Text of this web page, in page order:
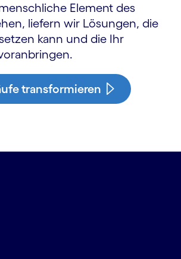
Element des
liefern wir Lösungen, die
kann und die Ihr
transformieren